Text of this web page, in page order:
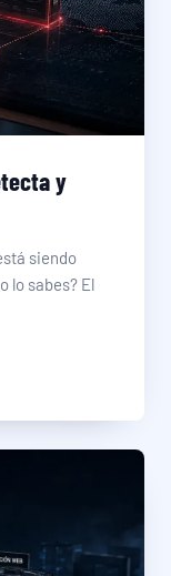
y
siendo
lo sabes? El